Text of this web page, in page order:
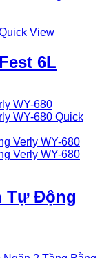
View
6L
Quick
Tự Động